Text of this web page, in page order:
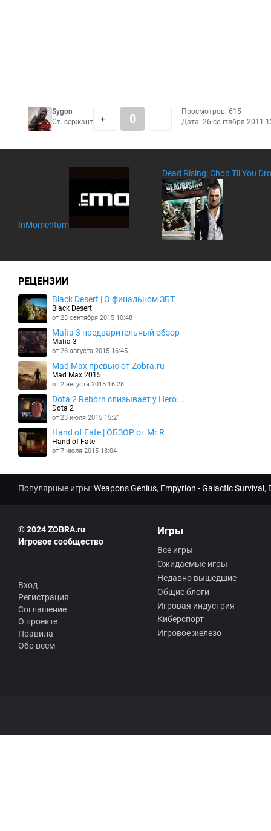
Sygon
Ст. сержант
+ 0 -
Просмотров: 615
Дата: 26 сентября 2011
InMomentum
Dead Rising: Chop Til You
РЕЦЕНЗИИ
Black Desert | О финальном ЗБТ
Black Desert
от 23 сентября 2015 10:48
Mafia 3 предварительный обзор
Mafia 3
от 26 августа 2015 16:45
Mad Max превью от Zobra.ru
Mad Max 2015
от 2 августа 2015 16:28
Dota 2 Reborn слизывает у Hero...
Dota 2
от 23 июля 2015 15:21
Hand of Fate | ОБЗОР от Mr.R
Hand of Fate
от 7 июля 2015 13:04
Популярные игры:Weapons Genius, Empyrion - Galactic Survival ,
© 2024 ZOBRA.ru
Игровое сообщество
Вход
Регистрация
Соглашение
О проекте
Правила
Обо всем
Игры
Все игры
Ожидаемые игры
Недавно вышедшие
Общие блоги
Игровая индустрия
Киберспорт
Игровое железо